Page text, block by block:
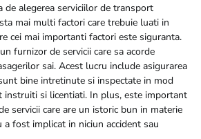
de alegerea serviciilor de transport
mai multi factori care trebuie luati in
cei mai importanti factori este siguranta.
furnizor de servicii care sa acorde
sai. Acest lucru include asigurarea
bine intretinute si inspectate in mod
instruiti si licentiati. In plus, este important
servicii care are un istoric bun in materie
a fost implicat in niciun accident sau